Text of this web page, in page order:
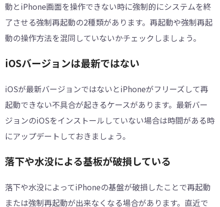
動とiPhone画面を操作できない時に強制的にシステムを終
了させる強制再起動の2種類があります。再起動や強制再起
動の操作方法を混同していないかチェックしましょう。
iOSバージョンは最新ではない
iOSが最新バージョンではないとiPhoneがフリーズして再
起動できない不具合が起きるケースがあります。最新バー
ジョンのiOSをインストールしていない場合は時間がある時
にアップデートしておきましょう。
落下や水没による基板が破損している
落下や水没によってiPhoneの基盤が破損したことで再起動
または強制再起動が出来なくなる場合があります。直近で